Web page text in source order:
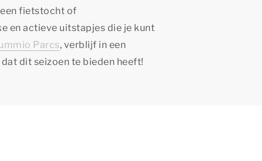
fietstocht of
en actieve uitstapjes die je kunt
Parcs, verblijf in een
dit seizoen te bieden heeft!